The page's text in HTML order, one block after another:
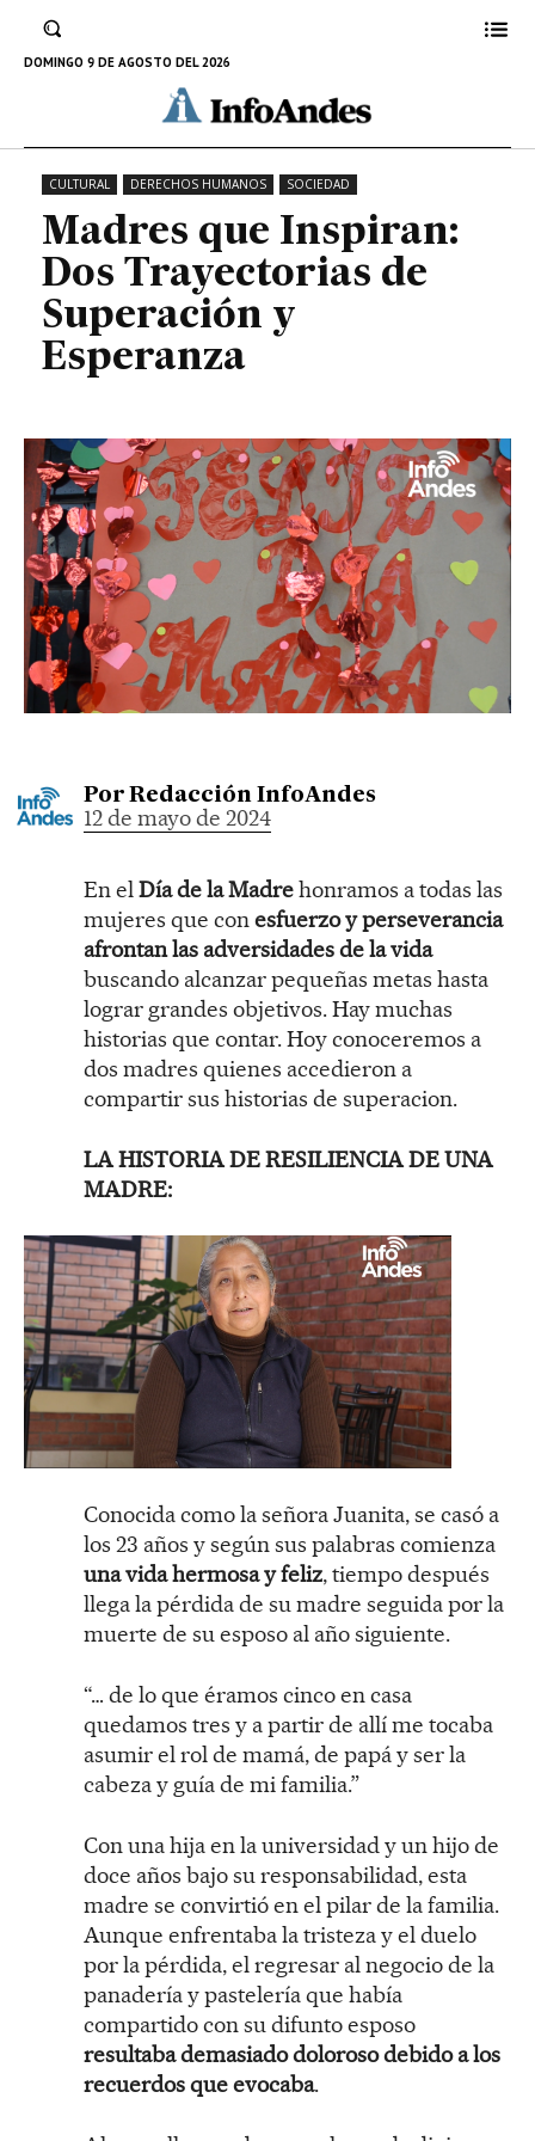
DOMINGO 9 DE AGOSTO DEL 2026
Trayectorias de Superación y
Esperanza
12 DE MAYO DE 2024
CULTURAL DERECHOS HUMANOS SOCIEDAD
Madres que Inspiran:
Dos Trayectorias de
Superación y
Esperanza
Por Redacción InfoAndes
12 de mayo de 2024
En elDía de la Madrehonramos a todas las
mujeres que conesfuerzo y perseverancia
afrontan las adversidades de la vida
buscando alcanzar pequeñas metas hasta
lograr grandes objetivos. Hay muchas
historias que contar. Hoy conoceremos a
dos madres quienes accedieron a
compartir sus historias de superacion.
LA HISTORIA DE RESILIENCIA DE UNA
MADRE:
Conocida como la señora Juanita, se casó a
los 23 años y según sus palabras comienza
unavida hermosa y feliz, tiempo después
llega la pérdida de su madre seguida por la
muerte de su esposo al año siguiente.
“… de lo que éramos cinco en casa
quedamos tres y a partir de allí me tocaba
asumir el rol de mamá, de papá y ser la
cabeza y guía de mi familia.”
Con una hija en la universidad y un hijo de
doce años bajo su responsabilidad, esta
madre se convirtió en el pilar de la familia.
Aunque enfrentaba la tristeza y el duelo
por la pérdida, el regresar al negocio de la
panadería y pastelería que había
compartido con su difunto esposo
resultaba demasiado doloroso debido a los
recuerdos que evocaba.